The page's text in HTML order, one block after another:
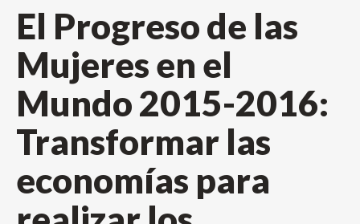
El Progreso de las
Mujeres en el
Mundo 2015-2016:
Transformar las
economías para